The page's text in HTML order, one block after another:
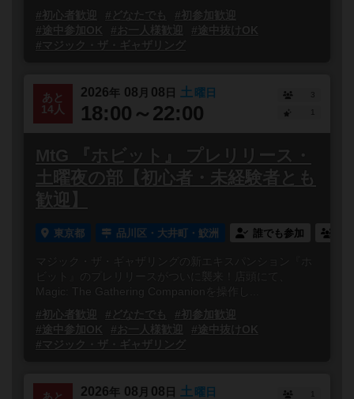
#初心者歓迎
#どなたでも
#初参加歓迎
#途中参加OK
#お一人様歓迎
#途中抜けOK
#マジック・ザ・ギャザリング
あと
14人
2026年 08 月 08 日 土 曜日
18:00～22:00
3
1
MtG 『ホビット』 プレリリース・
土曜夜の部【初心者・未経験者とも
歓迎】
東京都 品川区・大井町・鮫洲 誰でも参加
マジック・ザ・ギャザリングの新エキスパンション『ホ
ビット』のプレリリースがついに襲来！店頭にて、
Magic: The Gathering Companionを操作し...
#初心者歓迎
#どなたでも
#初参加歓迎
#途中参加OK
#お一人様歓迎
#途中抜けOK
#マジック・ザ・ギャザリング
2026年 08 月 08 日 土 曜日
1